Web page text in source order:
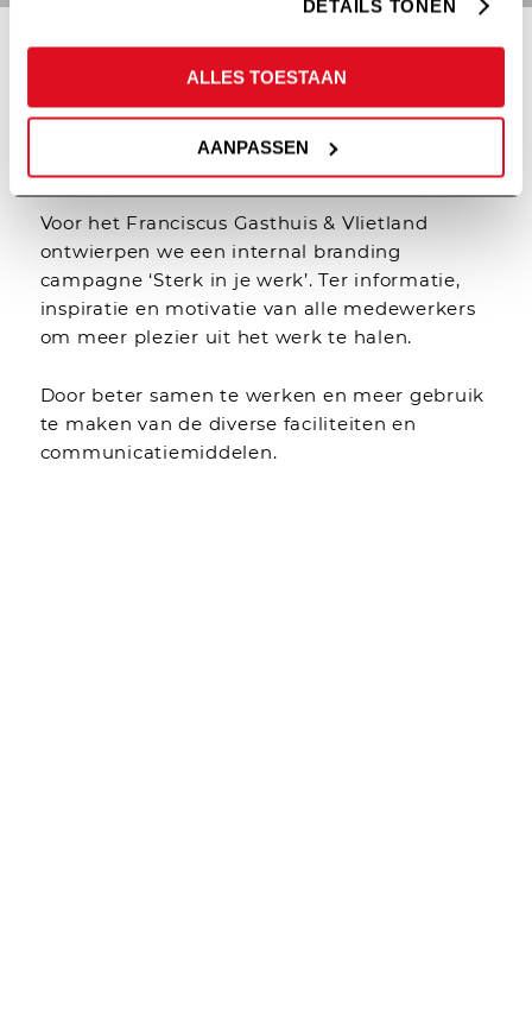
DETAILS TONEN
ALLES TOESTAAN
AANPASSEN
STERK IN JE VEL.
Voor het Franciscus Gasthuis & Vlietland
ontwierpen we een internal branding
campagne ‘Sterk in je werk’. Ter informatie,
inspiratie en motivatie van alle medewerkers
om meer plezier uit het werk te halen.
Door beter samen te werken en meer gebruik
te maken van de diverse faciliteiten en
communicatiemiddelen.